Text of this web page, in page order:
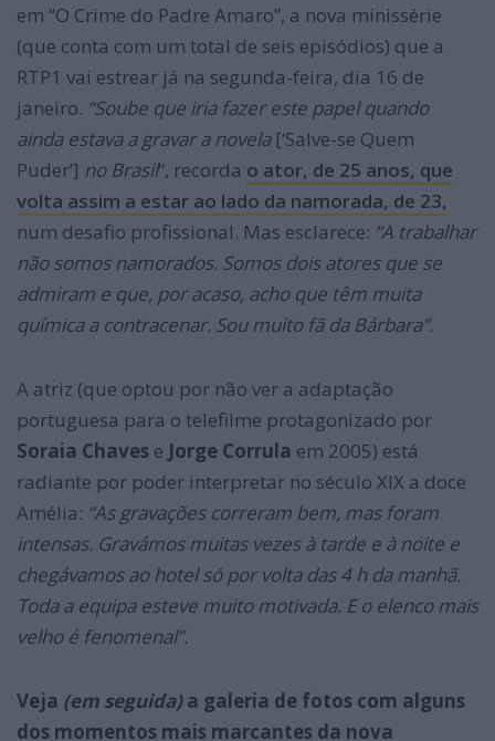
em “O Crime do Padre Amaro”, a nova minissérie
(que conta com um total de seis episódios) que a
RTP1 vai estrear já na segunda-feira, dia 16 de
janeiro. “Soube que iria fazer este papel quando
ainda estava a gravar a novela[‘Salve-se Quem
Puder’] no Brasil“, recorda o ator, de 25 anos, que
volta assim a estar ao lado da namorada, de 23,
num desafio profissional. Mas esclarece: “A trabalhar
não somos namorados. Somos dois atores que se
admiram e que, por acaso, acho que têm muita
química a contracenar. Sou muito fã da Bárbara”.
A atriz (que optou por não ver a adaptação
portuguesa para o telefilme protagonizado por
Soraia Chaves e Jorge Corrula em 2005) está
radiante por poder interpretar no século XIX a doce
Amélia: “As gravações correram bem, mas foram
intensas. Gravámos muitas vezes à tarde e à noite e
chegávamos ao hotel só por volta das 4 h da manhã.
Toda a equipa esteve muito motivada. E o elenco mais
velho é fenomenal”.
Veja (em seguida)a galeria de fotos com alguns
dos momentos mais marcantes da nova